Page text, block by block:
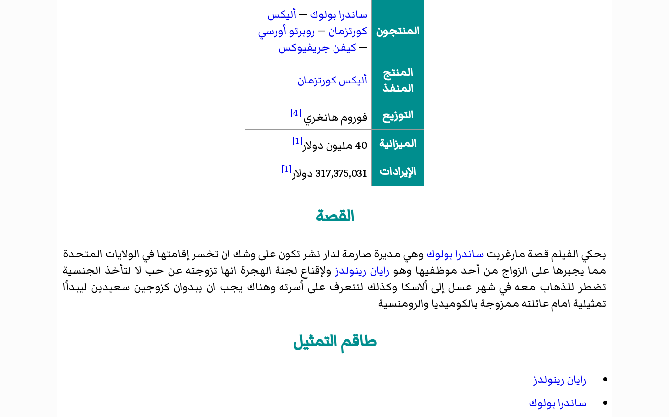
المنتجون
ساندرا بولوك — أليكس
كورتزمان — روبرتو أورسي
— كيفن جريفيوكس
المنتج
المنفذ
أليكس كورتزمان
التوزيع فوروم هانغري [4]
الميزانية 40 مليون دولار [1]
الإيرادات 317,375,031 دولار [1]
القصة
يحكي الفيلم قصة مارغريتساندرا بولوك وهي مديرة صارمة لدار نشر تكون على وشك ان تخسر إقامتها في الولايات المتحدة
مما يجبرها على الزواج من أحد موظفيها وهو رايان رينولدز ولإقناع لجنة الهجرة انها تزوجته عن حب لا لتأخذ الجنسية
تضطر للذهاب معه في شهر عسل إلى ألاسكا وكذلك لتتعرف على أسرته وهناك يجب ان يبدوان كزوجين سعيدين ليبدأا
تمثيلية امام عائلته ممزوجة بالكوميديا والرومنسية
طاقم التمثيل
رايان رينولدز
ساندرا بولوك